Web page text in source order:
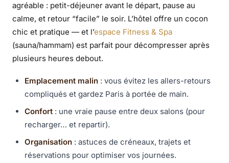
agréable : petit-déjeuner avant le départ, pause au
calme, et retour “facile” le soir. L’hôtel offre un cocon
chic et pratique — et l’espace Fitness & Spa
(sauna/hammam) est parfait pour décompresser après
plusieurs heures debout.
Emplacement malin : vous évitez les allers-retours
compliqués et gardez Paris à portée de main.
Confort : une vraie pause entre deux salons (pour
recharger… et repartir).
Organisation : astuces de créneaux, trajets et
réservations pour optimiser vos journées.